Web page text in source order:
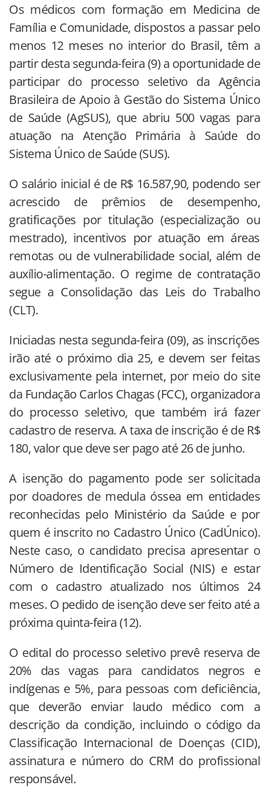
Os médicos com formação em Medicina de
Família e Comunidade, dispostos a passar pelo
menos 12 meses no interior do Brasil, têm a
partir desta segunda-feira (9) a oportunidade de
participar do processo seletivo da Agência
Brasileira de Apoio à Gestão do Sistema Único
de Saúde (AgSUS), que abriu 500 vagas para
atuação na Atenção Primária à Saúde do
Sistema Único de Saúde (SUS).
O salário inicial é de R$ 16.587,90, podendo ser
acrescido de prêmios de desempenho,
gratificações por titulação (especialização ou
mestrado), incentivos por atuação em áreas
remotas ou de vulnerabilidade social, além de
auxílio-alimentação. O regime de contratação
segue a Consolidação das Leis do Trabalho
(CLT).
Iniciadas nesta segunda-feira (09), as inscrições
irão até o próximo dia 25, e devem ser feitas
exclusivamente pela internet, por meio do site
da Fundação Carlos Chagas (FCC), organizadora
do processo seletivo, que também irá fazer
cadastro de reserva. A taxa de inscrição é de R$
180, valor que deve ser pago até 26 de junho.
A isenção do pagamento pode ser solicitada
por doadores de medula óssea em entidades
reconhecidas pelo Ministério da Saúde e por
quem é inscrito no Cadastro Único (CadÚnico).
Neste caso, o candidato precisa apresentar o
Número de Identificação Social (NIS) e estar
com o cadastro atualizado nos últimos 24
meses. O pedido de isenção deve ser feito até a
próxima quinta-feira (12).
O edital do processo seletivo prevê reserva de
20% das vagas para candidatos negros e
indígenas e 5%, para pessoas com deficiência,
que deverão enviar laudo médico com a
descrição da condição, incluindo o código da
Classificação Internacional de Doenças (CID),
assinatura e número do CRM do profissional
responsável.